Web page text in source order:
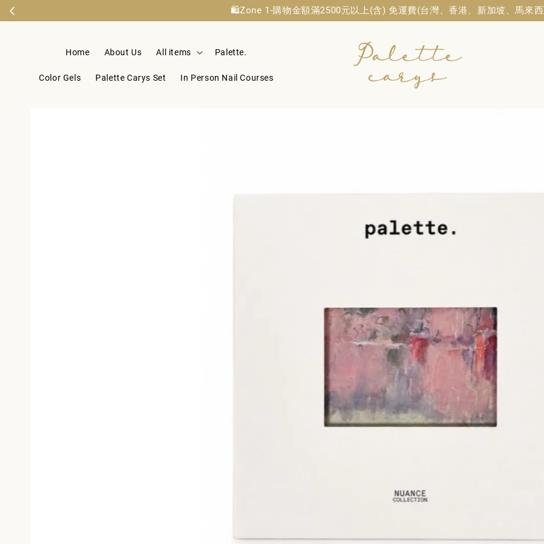
🛍️Zone 1-購物金額滿2500元以上(含) 免運費(台灣、香港、新加坡、馬來
Home About Us All items Palette.
Color Gels Palette Carys Set In Person Nail Courses